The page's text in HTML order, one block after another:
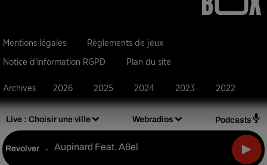
Live : Choisir une ville Webradios Podcasts
Revolver - Aupinard Feat. A6el
Mentions légales Règlements de jeux
Notice d'information RGPD Plan du site
Archives 2026 2025 2024 2023 2022